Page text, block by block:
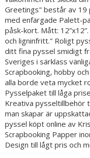
Greetings" består av 19
med enfärgade Palett-
påsk-kort. Mått:
och ligninfritt." Roligt
ditt fina pyssel smidigt
Sveriges i särklass
Scrapbooking, hobby
alla borde veta mycket
Pysselpaket till låga
Kreativa pysseltillbehör
man skapar är
pyssel köpt online av
Scrapbooking Papper
Design till lågt pris och